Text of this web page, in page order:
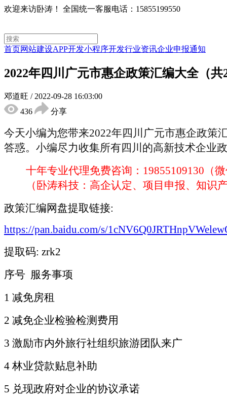
欢迎来访卧涛！ 全国统一客服电话：15855199550
首页网站建设APP开发小程序开发行业资讯企业申报通知
2022年四川广元市惠企政策汇编大全（共
邓道旺 / 2022-09-28 16:03:00
436
分享
今天小编为您带来2022年四川广元市惠企政策
答惑。小编尽力收集所有四川的高新技术企业
十年专业代理免费咨询： 19855109130（
（卧涛科技：高企认定、项目申报、知
政策汇编网盘提取链接:
https://pan.baidu.com/s/
提取码: zrk2
序号 服务事项
1 减免房租
2 减免企业检验检测费用
3 激励市内外旅行社组织旅游团队来广
4 林业贷款贴息补助
5 兑现政府对企业的协议承诺